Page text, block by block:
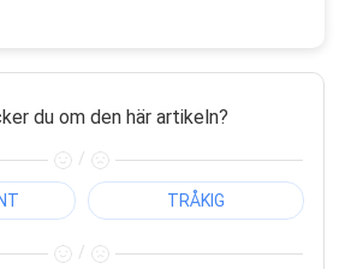
du om den här artikeln?
/
TRÅKIG
/